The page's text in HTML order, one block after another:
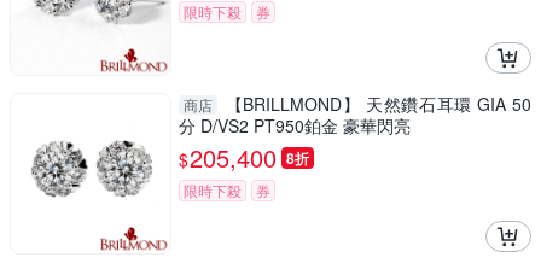
限時下殺 券
商店
【BRILLMOND】 天然鑽石耳環 GIA 50
分 D/VS2 PT950鉑金 豪華閃亮
$205,400 8折
限時下殺 券